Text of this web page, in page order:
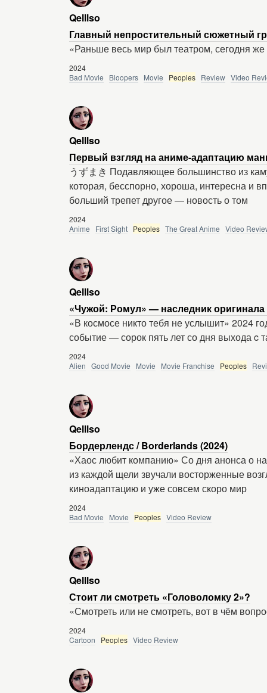
Qelllso
Главный непростительный сюжетный
«Раньше весь мир был театром, сегодня
2024
Bad Movie
Bloopers Movie Peoples Review Video
Qelllso
Первый взгляд на аниме-адаптацию
うずまき Подавляющее большинство из
которая, бесспорно, хороша, интересна и
больший трепет другое — новость о том
2024
Anime
First Sight Peoples The Great Anime Video
Qelllso
«Чужой: Ромул» — наследник оригинала
«В космосе никто тебя не услышит» 2024
событие — сорок пять лет со дня выхода c
2024
Alien Good Movie Movie Movie Franchise Peoples
Qelllso
Бордерлендс / Borderlands (2024)
«Хаос любит компанию» Со дня анонса о
из каждой щели звучали восторженные
киноадаптацию и уже совсем скоро мир
2024
Bad Movie
Movie Peoples Video Review
Qelllso
Стоит ли смотреть «Головоломку 2»?
«Смотреть или не смотреть, вот в чём
2024
Cartoon
Peoples Video Review